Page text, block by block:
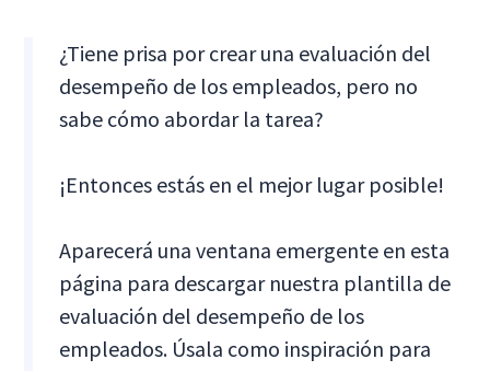
¿Tiene prisa por crear una evaluación del
desempeño de los empleados, pero no
sabe cómo abordar la tarea?
¡Entonces estás en el mejor lugar posible!
Aparecerá una ventana emergente en esta
página para descargar nuestra plantilla de
evaluación del desempeño de los
empleados. Úsala como inspiración para